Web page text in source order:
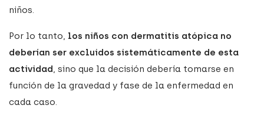
niños.
Por lo tanto, los niños con dermatitis atópica no
deberían ser excluidos sistemáticamente de esta
actividad, sino que la decisión debería tomarse en
función de la gravedad y fase de la enfermedad en
cada caso.